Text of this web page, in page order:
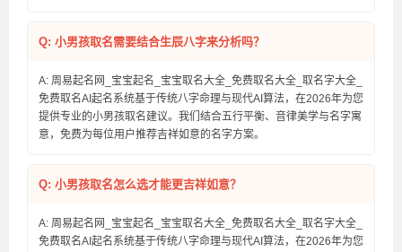
Q: 小男孩取名需要结合生辰八字来分析吗？
A: 周易起名网_宝宝起名_宝宝取名大全_免费取名大全_取名字大全_
免费取名AI起名系统基于传统八字命理与现代AI算法，在2026年为您
提供专业的小男孩取名建议。我们结合五行平衡、音律美学与名字寓
意，免费为每位用户推荐吉祥如意的名字方案。
Q: 小男孩取名怎么选才能更吉祥如意？
A: 周易起名网_宝宝起名_宝宝取名大全_免费取名大全_取名字大全_
免费取名AI起名系统基于传统八字命理与现代AI算法，在2026年为您